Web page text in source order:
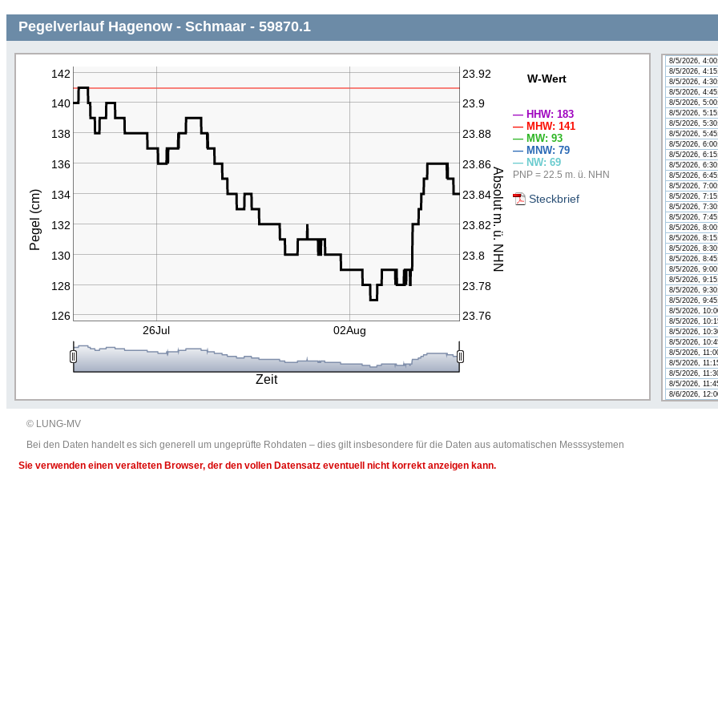
Pegelverlauf Hagenow - Schmaar - 59870.1
Zeit
Pegel (cm) Absolut m. ü. NHN
126
128
130
132
134
136
138
140
142
23.76
23.78
23.8
23.82
23.84
23.86
23.88
23.9
23.92
26Jul 02Aug
W-Wert
— HHW: 183
— MHW: 141
— MW: 93
— MNW: 79
— NW: 69
PNP = 22.5 m. ü. NHN
Steckbrief
8/5/2026,
8/5/2026,
8/5/2026,
8/5/2026,
8/5/2026,
8/5/2026,
8/5/2026,
8/5/2026,
8/5/2026,
8/5/2026,
8/5/2026,
8/5/2026,
8/5/2026,
8/5/2026,
8/5/2026,
8/5/2026,
8/5/2026,
8/5/2026,
8/5/2026,
8/5/2026,
8/5/2026,
8/5/2026,
8/5/2026,
8/5/2026,
8/5/2026,
8/5/2026,
8/5/2026,
8/5/2026,
8/5/2026,
8/5/2026,
8/5/2026,
8/5/2026,
8/5/2026,
8/6/2026,
© LUNG-MV
Bei den Daten handelt es sich generell um ungeprüfte Rohdaten – dies gilt insbesondere für die Daten aus automatischen Messsystemen
Sie verwenden einen veralteten Browser, der den vollen Datensatz eventuell nicht korrekt anzeigen kann.